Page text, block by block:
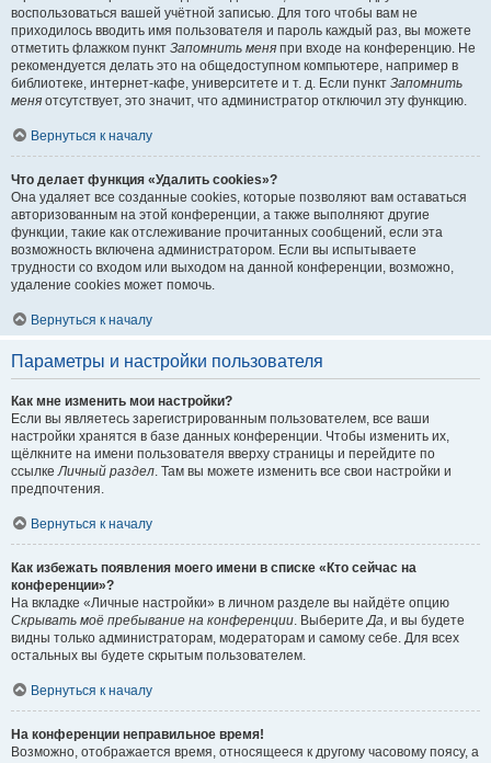
воспользоваться вашей учётной записью. Для того чтобы вам не
приходилось вводить имя пользователя и пароль каждый раз, вы можете
отметить флажком пункт Запомнить меня при входе на конференцию. Не
рекомендуется делать это на общедоступном компьютере, например в
библиотеке, интернет-кафе, университете и т. д. Если пункт Запомнить
меня отсутствует, это значит, что администратор отключил эту функцию.
Вернуться к началу
Что делает функция «Удалить cookies»?
Она удаляет все созданные cookies, которые позволяют вам оставаться
авторизованным на этой конференции, а также выполняют другие
функции, такие как отслеживание прочитанных сообщений, если эта
возможность включена администратором. Если вы испытываете
трудности со входом или выходом на данной конференции, возможно,
удаление cookies может помочь.
Вернуться к началу
Параметры и настройки пользователя
Как мне изменить мои настройки?
Если вы являетесь зарегистрированным пользователем, все ваши
настройки хранятся в базе данных конференции. Чтобы изменить их,
щёлкните на имени пользователя вверху страницы и перейдите по
ссылкеЛичный раздел. Там вы можете изменить все свои настройки и
предпочтения.
Вернуться к началу
Как избежать появления моего имени в списке «Кто сейчас на
конференции»?
На вкладке «Личные настройки» в личном разделе вы найдёте опцию
Скрывать моё пребывание на конференции. ВыберитеДа, и вы будете
видны только администраторам, модераторам и самому себе. Для всех
остальных вы будете скрытым пользователем.
Вернуться к началу
На конференции неправильное время!
Возможно, отображается время, относящееся к другому часовому поясу, а